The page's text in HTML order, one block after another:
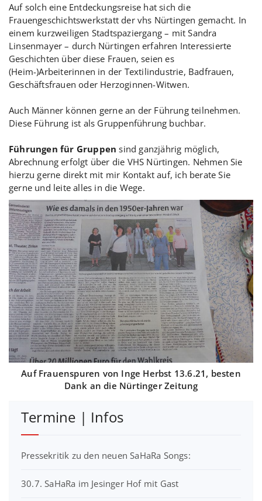
Auf solch eine Entdeckungsreise hat sich die
Frauengeschichtswerkstatt der vhs Nürtingen gemacht. In
einem kurzweiligen Stadtspaziergang – mit Sandra
Linsenmayer – durch Nürtingen erfahren Interessierte
Geschichten über diese Frauen, seien es
(Heim-)Arbeiterinnen in der Textilindustrie, Badfrauen,
Geschäftsfrauen oder Herzoginnen-Witwen.
Auch Männer können gerne an der Führung teilnehmen.
Diese Führung ist als Gruppenführung buchbar.
Führungen für Gruppen sind ganzjährig möglich,
Abrechnung erfolgt über die VHS Nürtingen. Nehmen Sie
hierzu gerne direkt mit mir Kontakt auf, ich berate Sie
gerne und leite alles in die Wege.
Auf Frauenspuren von Inge Herbst 13.6.21, besten
Dank an die Nürtinger Zeitung
Termine | Infos
Pressekritik zu den neuen SaHaRa Songs:
30.7. SaHaRa im Jesinger Hof mit Gast